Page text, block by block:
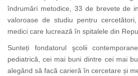
îndrumări metodice, 33 de brevete de
valoroase de studiu pentru
medici care lucrează în spitalele din
Sunteți fondatorul şcolii
pediatrică,cei mai buni dintre cei mai
alegând să facă carieră în cercetare și